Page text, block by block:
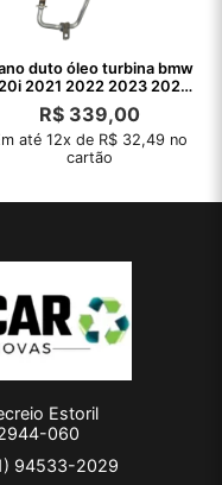
duto óleo turbina bmw
2021 2022 2023 2024
2025
R$339,00
até 12x de R$ 32,49 no
cartão
Estoril
060
94533-2029